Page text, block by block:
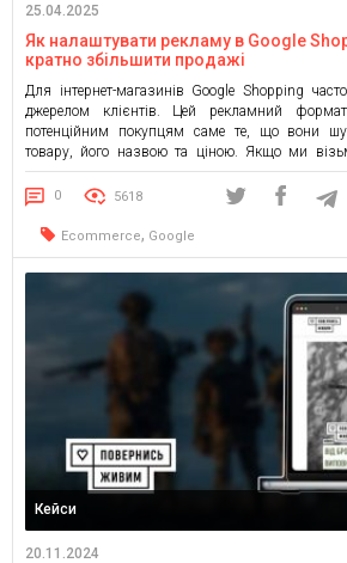
25.04.2025
Як налаштувати рекламу в Google
кратно збільшити продажі
Для інтернет-магазинів Google Shopping
джерелом клієнтів. Цей рекламний
потенційним покупцям саме те, що вони
товару, його назвою та ціною. Якщо ми
інтернет-магазин, то Google Shopping — це
клієнтів. У деяких випадках пошукова
ефективнішою, іноді Performance […]
0 5618
Ecommerce, Google
Кейси
20.11.2024